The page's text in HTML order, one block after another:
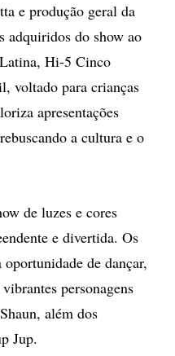
e produção geral da
adquiridos do show ao
Hi-5 Cinco
voltado para crianças
apresentações
a cultura e o
de luzes e cores
e divertida. Os
de dançar,
personagens
além dos
Jup.